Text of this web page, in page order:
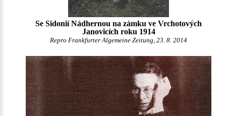
Se Sidonií Nádhernou na zámku ve Vrchotových
Janovicích roku 1914
Repro Frankfurter Algemeine Zeitung, 23. 8. 2014